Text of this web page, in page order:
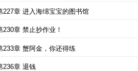
227章 进入海绵宝宝的图书馆
230章 禁止抄作业！
233章 蟹阿金，你还得练
236章 退钱